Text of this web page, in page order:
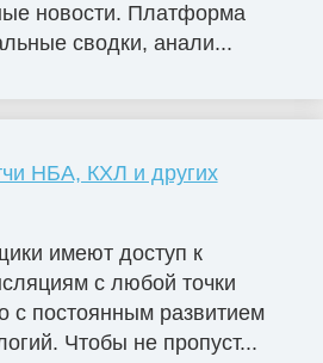
новости. Платформа
сводки, анали...
НБА, КХЛ и других
имеют доступ к
с любой точки
с постоянным развитием
Чтобы не пропуст...